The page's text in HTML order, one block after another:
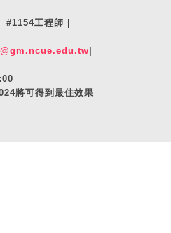
#1154工程師 |
將可得到最佳效果